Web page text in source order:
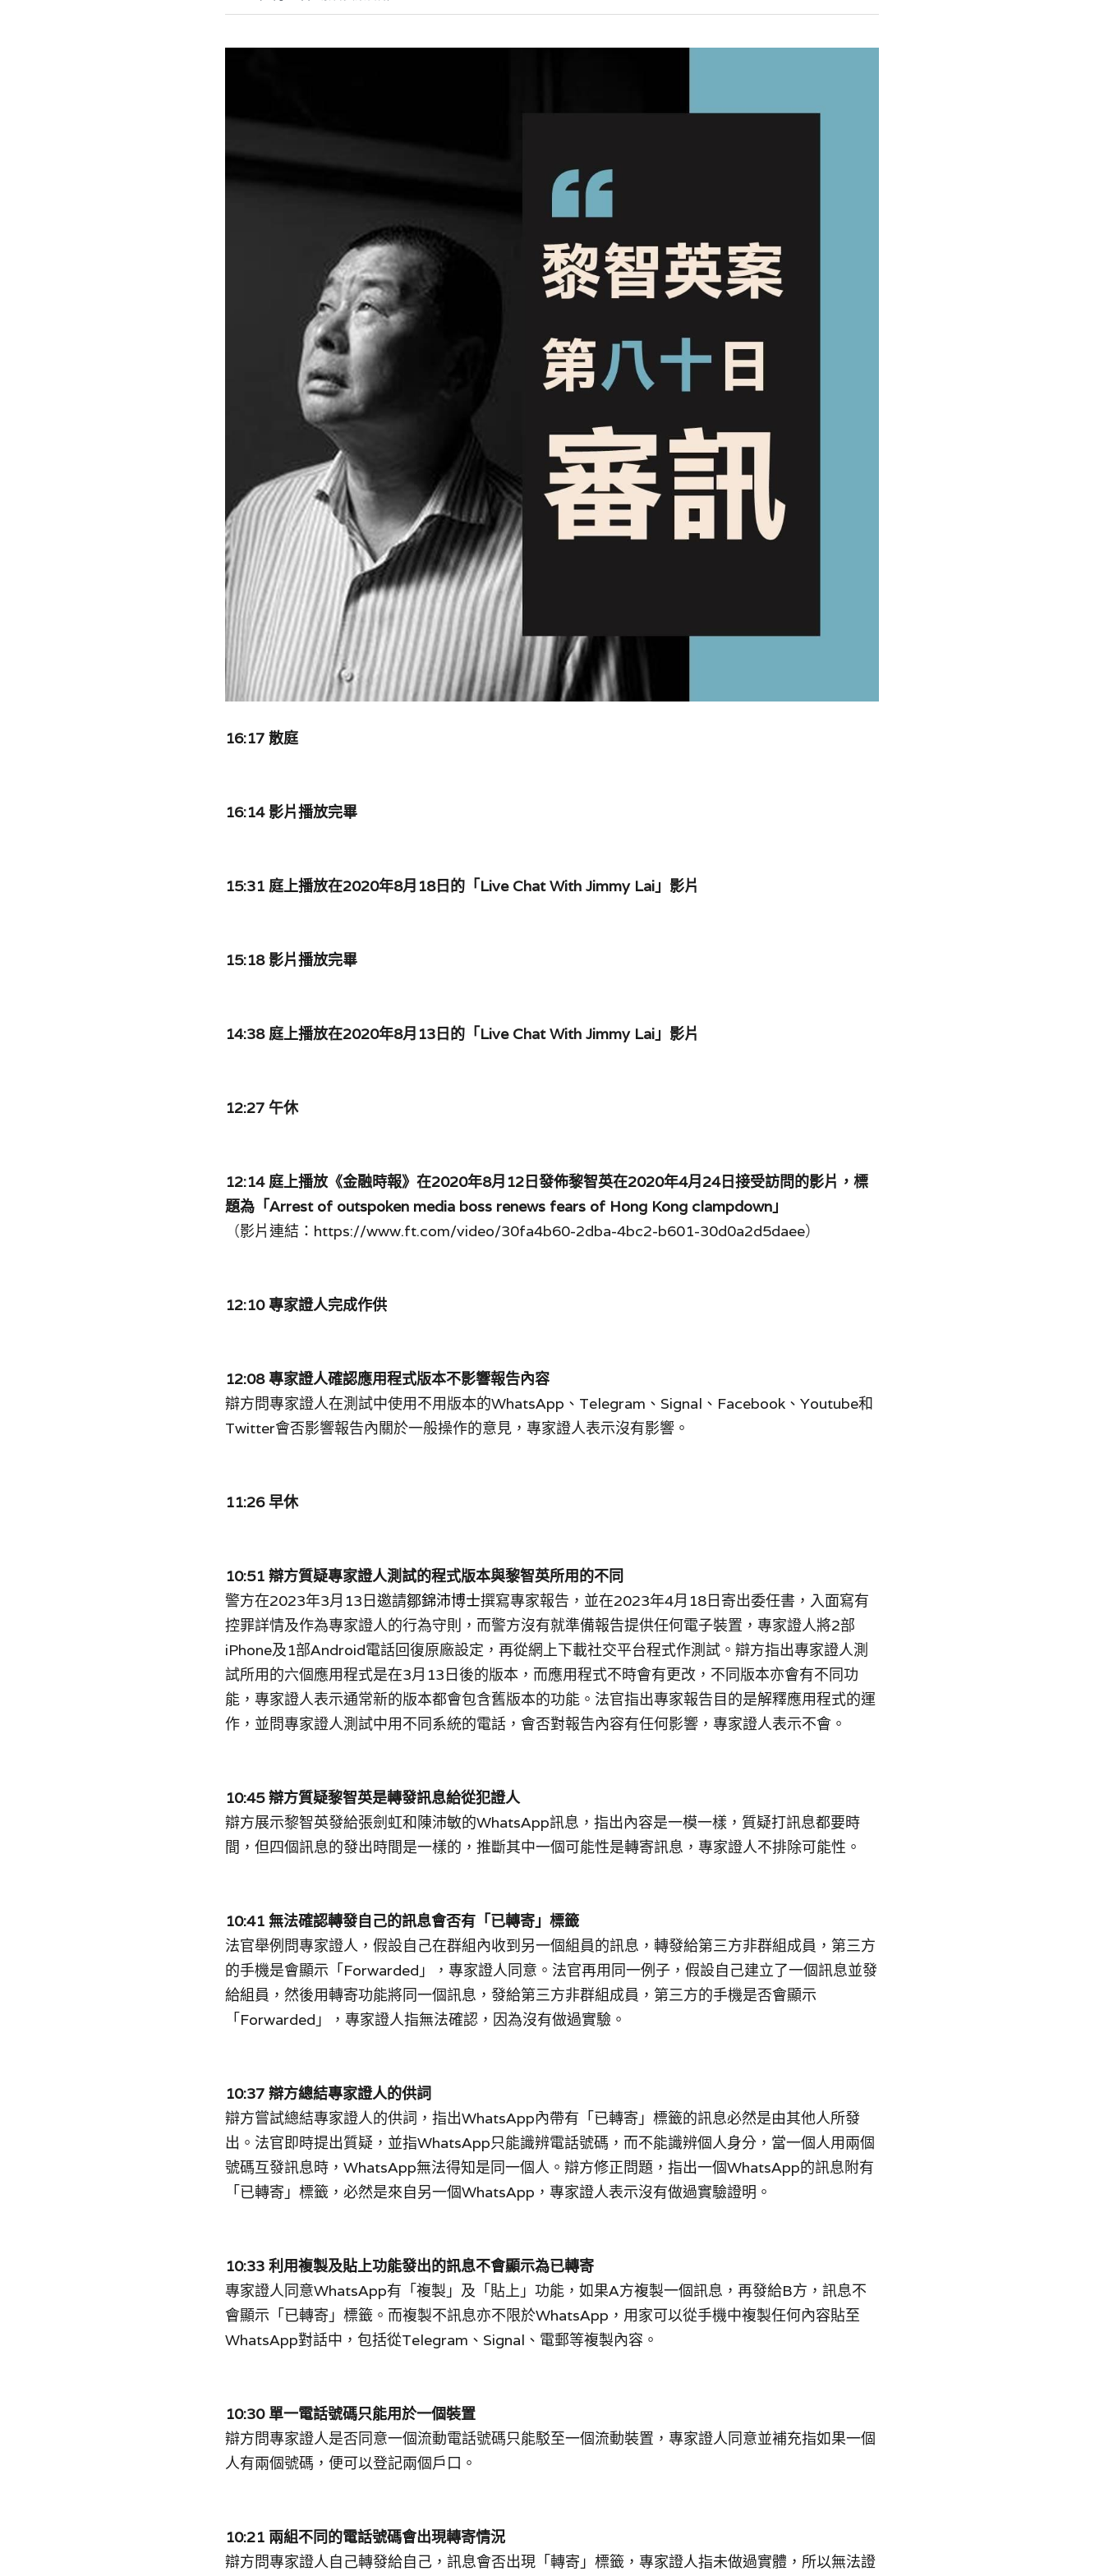
16:17 散庭
16:14 影片播放完畢
15:31 庭上播放在2020年8月18日的「Live Chat With Jimmy Lai」影片
15:18 影片播放完畢
14:38 庭上播放在2020年8月13日的「Live Chat With Jimmy Lai」影片
12:27 午休
12:14 庭上播放《金融時報》在2020年8月12日發佈黎智英在2020年4月24日接受訪問的影片，標
題為「Arrest of outspoken media boss renews fears of Hong Kong clampdown」
（影片連結：https://www.ft.com/video/30fa4b60-2dba-4bc2-b601-30d0a2d5daee）
12:10 專家證人完成作供
12:08 專家證人確認應用程式版本不影響報告內容
辯方問專家證人在測試中使用不用版本的WhatsApp、Telegram、Signal、Facebook、Youtube和
Twitter會否影響報告內關於一般操作的意見，專家證人表示沒有影響。
11:26 早休
10:51 辯方質疑專家證人測試的程式版本與黎智英所用的不同
警方在2023年3月13日邀請鄒錦沛博士撰寫專家報告，並在2023年4月18日寄出委任書，入面寫有
控罪詳情及作為專家證人的行為守則，而警方沒有就準備報告提供任何電子裝置，專家證人將2部
iPhone及1部Android電話回復原廠設定，再從網上下載社交平台程式作測試。辯方指出專家證人測
試所用的六個應用程式是在3月13日後的版本，而應用程式不時會有更改，不同版本亦會有不同功
能，專家證人表示通常新的版本都會包含舊版本的功能。法官指出專家報告目的是解釋應用程式的運
作，並問專家證人測試中用不同系統的電話，會否對報告內容有任何影響，專家證人表示不會。
10:45 辯方質疑黎智英是轉發訊息給從犯證人
辯方展示黎智英發給張劍虹和陳沛敏的WhatsApp訊息，指出內容是一模一樣，質疑打訊息都要時
間，但四個訊息的發出時間是一樣的，推斷其中一個可能性是轉寄訊息，專家證人不排除可能性。
10:41 無法確認轉發自己的訊息會否有「已轉寄」標籤
法官舉例問專家證人，假設自己在群組內收到另一個組員的訊息，轉發給第三方非群組成員，第三方
的手機是會顯示「Forwarded」，專家證人同意。法官再用同一例子，假設自己建立了一個訊息並發
給組員，然後用轉寄功能將同一個訊息，發給第三方非群組成員，第三方的手機是否會顯示
「Forwarded」，專家證人指無法確認，因為沒有做過實驗。
10:37 辯方總結專家證人的供詞
辯方嘗試總結專家證人的供詞，指出WhatsApp內帶有「已轉寄」標籤的訊息必然是由其他人所發
出。法官即時提出質疑，並指WhatsApp只能識辨電話號碼，而不能識辨個人身分，當一個人用兩個
號碼互發訊息時，WhatsApp無法得知是同一個人。辯方修正問題，指出一個WhatsApp的訊息附有
「已轉寄」標籤，必然是來自另一個WhatsApp，專家證人表示沒有做過實驗證明。
10:33 利用複製及貼上功能發出的訊息不會顯示為已轉寄
專家證人同意WhatsApp有「複製」及「貼上」功能，如果A方複製一個訊息，再發給B方，訊息不
會顯示「已轉寄」標籤。而複製不訊息亦不限於WhatsApp，用家可以從手機中複製任何內容貼至
WhatsApp對話中，包括從Telegram、Signal、電郵等複製內容。
10:30 單一電話號碼只能用於一個裝置
辯方問專家證人是否同意一個流動電話號碼只能駁至一個流動裝置，專家證人同意並補充指如果一個
人有兩個號碼，便可以登記兩個戶口。
10:21 兩組不同的電話號碼會出現轉寄情況
辯方問專家證人自己轉發給自己，訊息會否出現「轉寄」標籤，專家證人指未做過實體，所以無法證